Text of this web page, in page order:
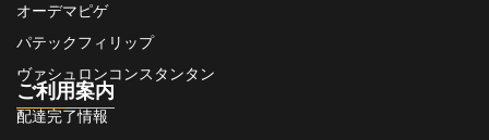
オーデマピゲ
パテックフィリップ
ヴァシュロンコンスタンタン
ご利用案内
配達完了情報